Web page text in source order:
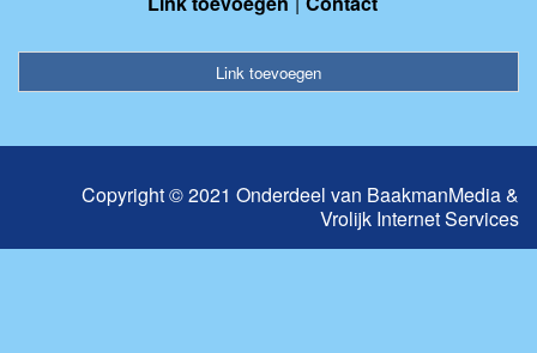
Link toevoegen
Copyright © 2021 Onderdeel van BaakmanMedia&
Vrolijk Internet Services